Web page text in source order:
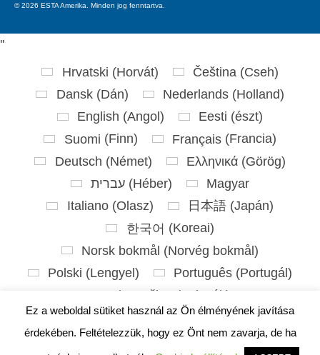
© 2026 ESTA Amerika. Minden jog fenntartva.
Ez a weboldal sütiket használ az Ön élményének javítása
érdekében. Feltételezzük, hogy ez Önt nem zavarja, de ha
''
Hrvatski (Horvát) Čeština (Cseh)
Dansk(Dán) Nederlands(Holland)
English (Angol ) Eesti (észt)
Suomi (Finn) Français(Francia)
Deutsch (Német) Ελληνικά(Görög)
עברית (Héber)
Magyar
Italiano(Olasz) 日本語(Japán)
한국어 (Koreai)
Norsk bokmål (Norvég bokmål)
Polski (Lengyel ) Português (Portugál)
Slovenčina
( Szlovák)
Slovenščina(Szlovén) Español(Spanyol
Svenska(Svéd)